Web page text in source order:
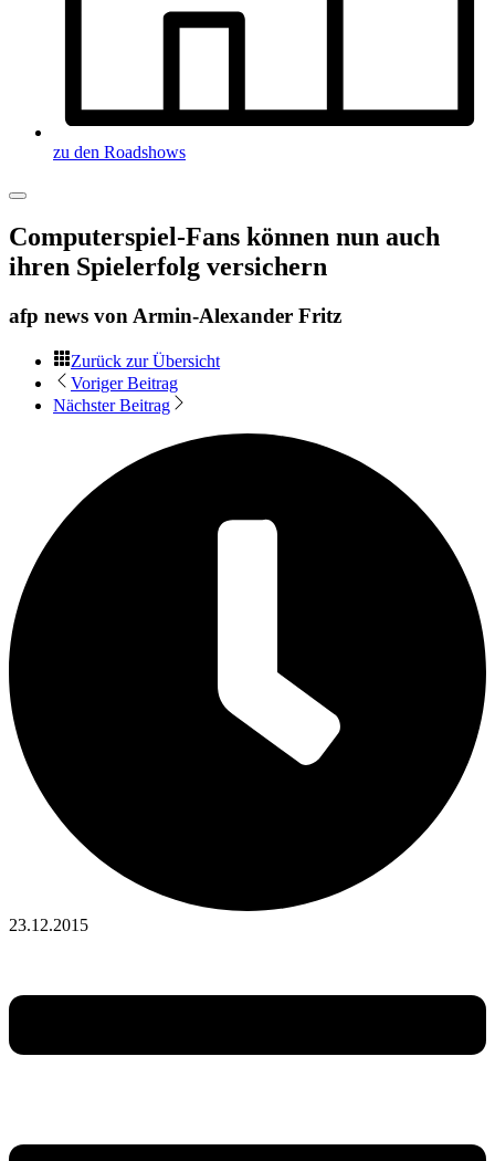
zu den Roadshows
Computerspiel-Fans können nun auch
ihren Spielerfolg versichern
afp news von Armin-Alexander Fritz
Zurück zur Übersicht
Voriger Beitrag
Nächster Beitrag
23.12.2015